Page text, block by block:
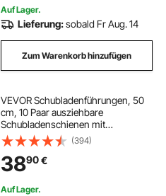
Auf Lager.
Lieferung:sobald Fr Aug. 14
Zum Warenkorb hinzufügen
VEVOR Schubladenführungen, 50
cm, 10 Paar ausziehbare
Schubladenschienen mit
Kugellager, 45 kg Tragkraft, robuste
seitlich montierte
Kommodenschubladenführungen,
Schubladenschienen für den DIY-
Ersatz
(394)
3890€
Auf Lager.